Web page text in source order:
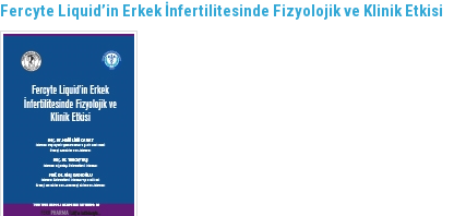
Fercyte Liquid’in Erkek İnfertilitesinde Fizyolojik ve Klinik Etkisi